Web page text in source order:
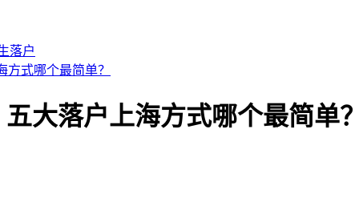
落户
式哪个最简单？
大落户上海方式哪个最简单